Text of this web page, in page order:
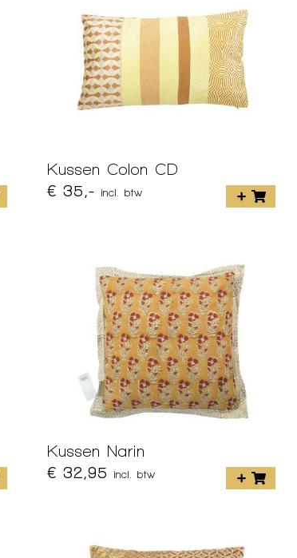
Kussen Colon CD
€ 35,-
incl. btw
Kussen Narin
€ 32,95
incl. btw